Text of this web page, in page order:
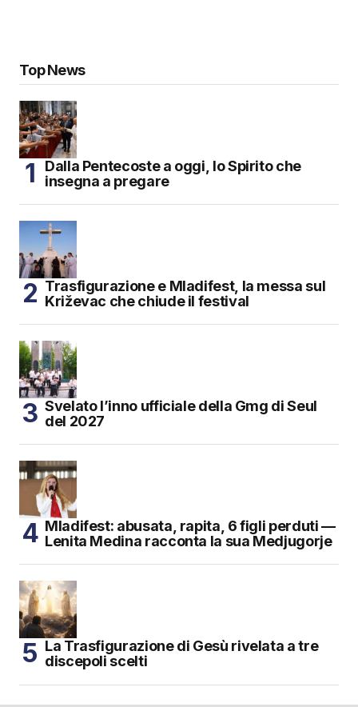
Top News
Dalla Pentecoste a oggi, lo Spirito che
insegna a pregare
Trasfigurazione e Mladifest, la messa sul
Križevac che chiude il festival
Svelato l’inno ufficiale della Gmg di Seul
del 2027
Mladifest: abusata, rapita, 6 figli perduti —
Lenita Medina racconta la sua Medjugorje
La Trasfigurazione di Gesù rivelata a tre
discepoli scelti